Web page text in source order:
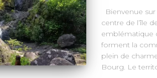
Bienvenue
centre de l’île
emblématique
forment la
plein de
Bourg. Le